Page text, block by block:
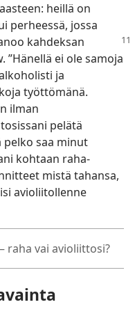
heillä on
perheessä, jossa
kahdeksan
ei ole samoja
ja
työttömänä.
ilman
pelätä
pelko saa minut
kohtaan raha-
mistä tahansa,
avioliitollenne
raha vai avioliittosi?